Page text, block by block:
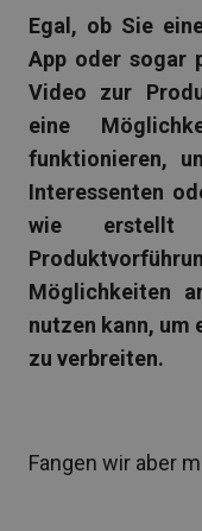
Egal, ob Sie
App oder sogar
Video zur
eine
funktionieren,
Interessenten
wie
Möglichkeiten
nutzen kann, um
zu verbreiten.
Fangen wir aber